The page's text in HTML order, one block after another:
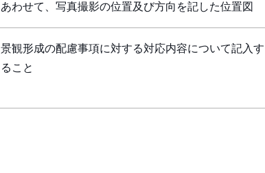
あわせて、写真撮影の位置及び方向を記した位置図
景観形成の配慮事項に対する対応内容について記入す
ること